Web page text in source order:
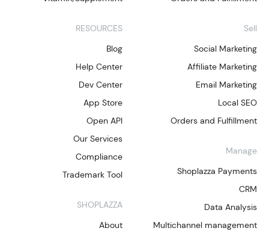
Sell
Social Marketing
Affiliate Marketing
Email Marketing
Local SEO
Orders and Fulfillment
Manage
Shoplazza Payments
CRM
Data Analysis
Multichannel management
RESOURCES
Blog
Help Center
Dev Center
App Store
Open API
Our Services
Compliance
Trademark Tool
SHOPLAZZA
About